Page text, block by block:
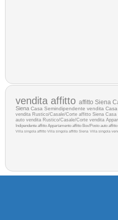
vendita affitto affitto Siena
Siena Casa Semindipendente vendita
vendita Rustico/Casale/Corte affitto Siena Casa
auto vendita Rustico/Casale/Corte vendita
Indipendente affitto Appartamento affitto Box/Posto auto affitto
Villa singola affitto Villa singola affitto Siena Villa singola